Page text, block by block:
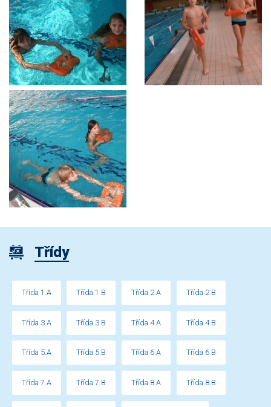
Třídy
Třída 1.A Třída 1.B Třída 2.A Třída 2.B
Třída 3.A Třída 3.B Třída 4.A Třída 4.B
Třída 5.A Třída 5.B Třída 6.A Třída 6.B
Třída 7.A Třída 7.B Třída 8.A Třída 8.B